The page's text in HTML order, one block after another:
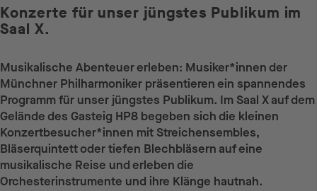
Konzerte für unser jüngstes Publikum im
Saal X.
Musikalische Abenteuer erleben: Musiker*innen der
Münchner Philharmoniker präsentieren ein spannendes
Programm für unser jüngstes Publikum. Im Saal X auf dem
Gelände des Gasteig HP8 begeben sich die kleinen
Konzertbesucher*innen mit Streichensembles,
Bläserquintett oder tiefen Blechbläsern auf eine
musikalische Reise und erleben die
Orchesterinstrumente und ihre Klänge hautnah.